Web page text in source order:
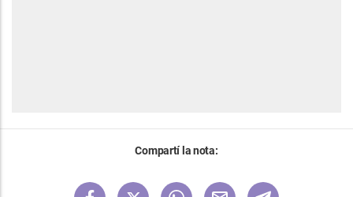
Compartí la nota: